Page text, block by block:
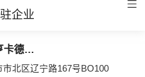
企业
青岛市市北区元亨卡德科技商行
北区辽宁路167号BO100